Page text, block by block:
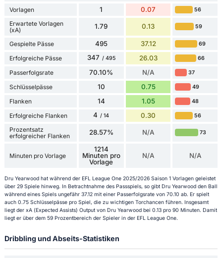
Vorlagen 1 0.07 56
Erwartete Vorlagen
(xA)
1.79 0.13 59
Gespielte Pässe 495 37.12 69
Erfolgreiche Pässe 347 / 495 26.03 66
Passerfolgsrate 70.10% N/A 37
Schlüsselpässe 10 0.75 49
Flanken 14 1.05 48
Erfolgreiche Flanken 4 / 14 0.30 56
Prozentsatz
erfolgreicher Flanken
28.57% N/A 73
Minuten pro Vorlage
1214
Minuten pro
Vorlage
N/A N/A
Dru Yearwood hat während der EFL League One 2025/2026 Saison 1 Vorlagen geleistet
über 29 Spiele hinweg. In Betrachtnahme des Passspiels, so gibt Dru Yearwood den Ball
während eines Spiels ungefähr 37.12 mit einer Passerfolgsrate von 70.10 ab. Er spielt
auch 0.75 Schlüsselpässe pro Spiel, die zu wichtigen Torchancen führen. Insgesamt
liegt der xA (Expected Assists) Output von Dru Yearwood bei 0.13 pro 90 Minuten. Damit
liegt er über dem 59 Prozentbereich der Spieler in der EFL League One.
Dribbling und Abseits-Statistiken